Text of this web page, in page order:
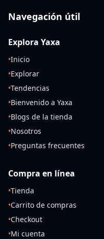
Navegación útil
Explora Yaxa
•Inicio
•Explorar
•Tendencias
•Bienvenido a Yaxa
•Blogs de la tienda
•Nosotros
•Preguntas frecuentes
Compra en línea
•Tienda
•Carrito de compras
•Checkout
•Mi cuenta